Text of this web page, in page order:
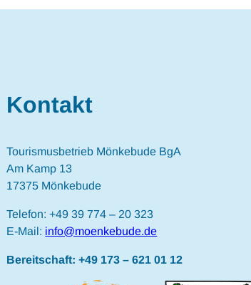
Kontakt
Tourismusbetrieb Mönkebude BgA
Am Kamp 13
17375 Mönkebude
Telefon: +49 39 774 – 20 323
E-Mail: info@moenkebude.de
Bereitschaft: +49 173 – 621 01 12